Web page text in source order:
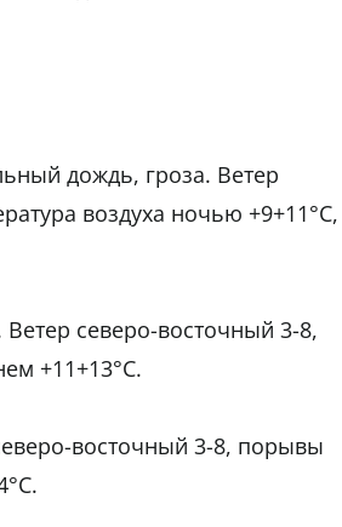
дождь, гроза. Ветер
воздуха ночью +9+11°С,
северо-восточный 3-8,
+11+13°С.
восточный 3-8, порывы